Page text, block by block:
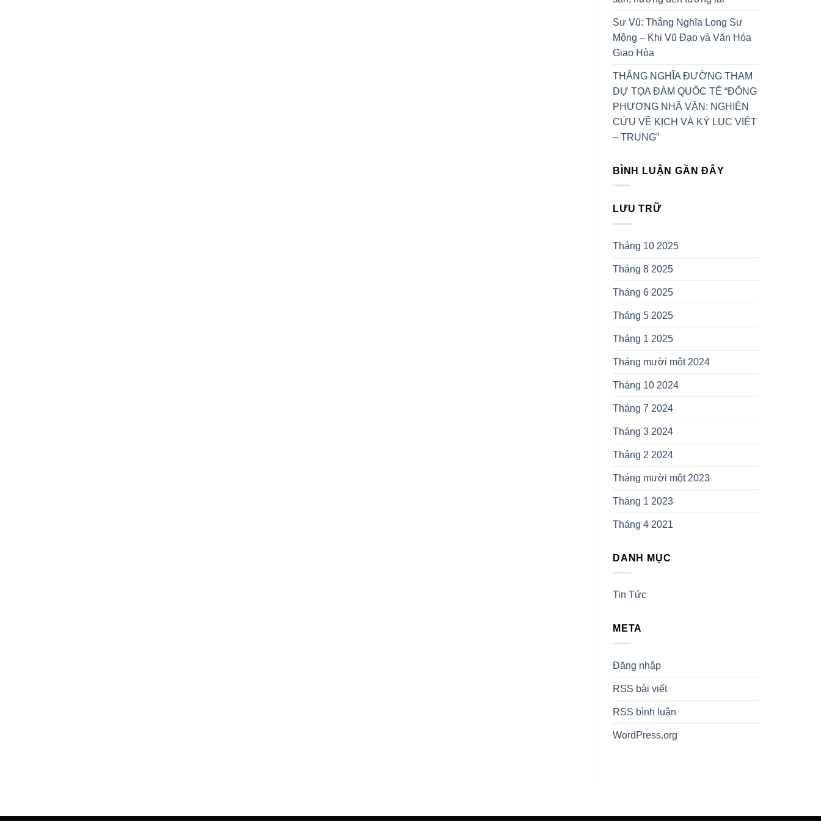
Sư Vũ: Thắng Nghĩa Long Sư
Mộng – Khi Vũ Đạo và Văn Hóa
Giao Hòa
THẮNG NGHĨA ĐƯỜNG THAM
DỰ TỌA ĐÀM QUỐC TẾ “ĐÔNG
PHƯƠNG NHÃ VẬN: NGHIÊN
CỨU VỀ KỊCH VÀ KÝ LỤC VIỆT
– TRUNG”
BÌNH LUẬN GẦN ĐÂY
LƯU TRỮ
Tháng 10 2025
Tháng 8 2025
Tháng 6 2025
Tháng 5 2025
Tháng 1 2025
Tháng mười một 2024
Tháng 10 2024
Tháng 7 2024
Tháng 3 2024
Tháng 2 2024
Tháng mười một 2023
Tháng 1 2023
Tháng 4 2021
DANH MỤC
Tin Tức
META
Đăng nhập
RSS bài viết
RSS bình luận
WordPress.org